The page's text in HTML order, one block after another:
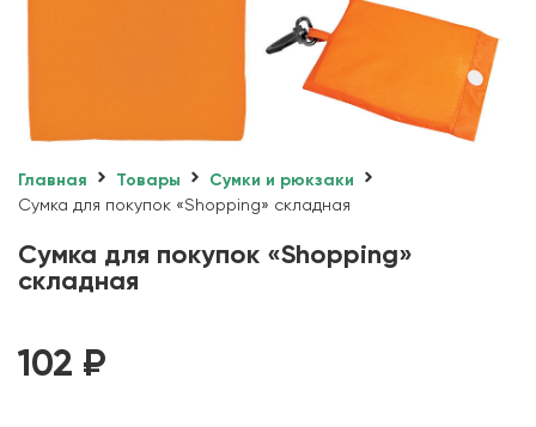
Главная Товары
Сумки и рюкзаки
Сумка для покупок «Shopping» складная
Сумка для покупок «Shopping»
складная
102 ₽